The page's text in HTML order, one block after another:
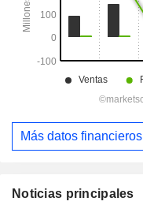
Más datos financieros
Noticias principales